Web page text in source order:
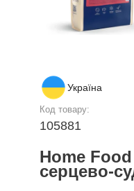
Україна
Код товару:
105881
Home
серцево-